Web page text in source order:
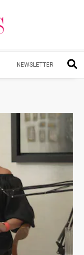
NEWSLETTER